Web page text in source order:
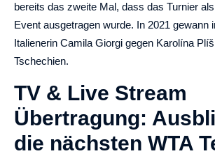
bereits das zweite Mal, dass das Turnier
Event ausgetragen wurde. In 2021 gewann
Italienerin Camila Giorgi gegen Karolína
Tschechien.
TV & Live Stream
Übertragung:
die nächsten WTA